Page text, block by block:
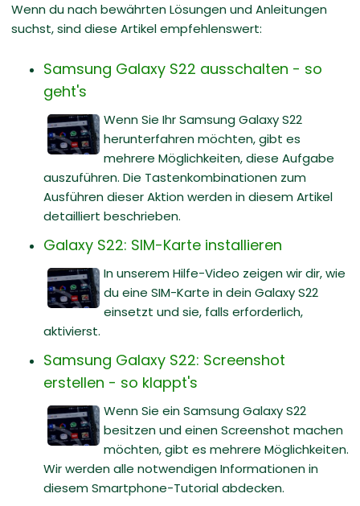
Wenn du nach bewährten Lösungen und Anleitungen
suchst, sind diese Artikel empfehlenswert:
Samsung Galaxy S22 ausschalten - so
geht's
Wenn Sie Ihr Samsung Galaxy S22
herunterfahren möchten, gibt es
mehrere Möglichkeiten, diese Aufgabe
auszuführen. Die Tastenkombinationen zum
Ausführen dieser Aktion werden in diesem Artikel
detailliert beschrieben.
Galaxy S22: SIM-Karte installieren
In unserem Hilfe-Video zeigen wir dir, wie
du eine SIM-Karte in dein Galaxy S22
einsetzt und sie, falls erforderlich,
aktivierst.
Samsung Galaxy S22: Screenshot
erstellen - so klappt's
Wenn Sie ein Samsung Galaxy S22
besitzen und einen Screenshot machen
möchten, gibt es mehrere Möglichkeiten.
Wir werden alle notwendigen Informationen in
diesem Smartphone-Tutorial abdecken.